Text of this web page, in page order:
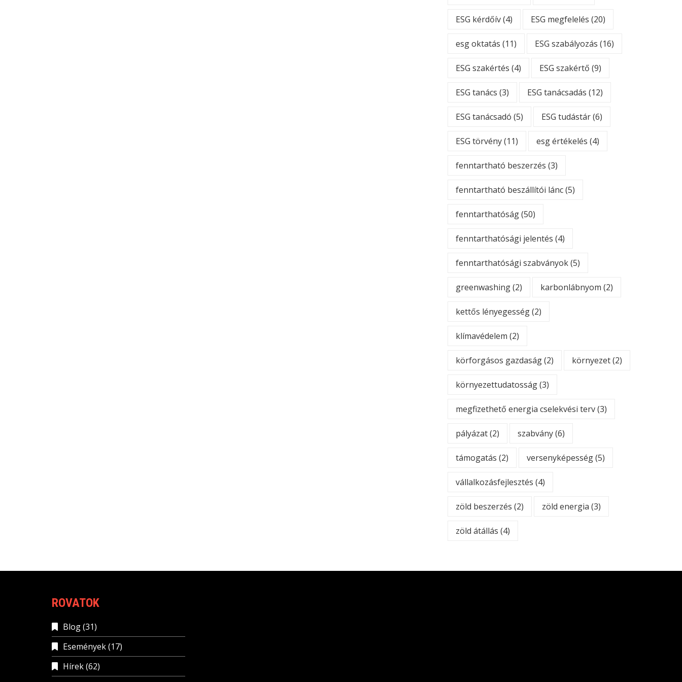
ESG kérdőív(4) ESG megfelelés (20)
esg oktatás (11) ESG szabályozás (16)
ESG szakértés (4) ESG szakértő (9)
ESG tanács (3) ESG tanácsadás (12)
ESG tanácsadó (5) ESG tudástár(6)
ESG törvény(11) esg értékelés (4)
fenntartható beszerzés (3)
fenntartható beszállítói lánc(5)
fenntarthatóság(50)
fenntarthatósági jelentés (4)
fenntarthatósági szabványok(5)
greenwashing(2) karbonlábnyom (2)
kettős lényegesség(2)
klímavédelem (2)
körforgásos gazdaság(2) környezet(2)
környezettudatosság(3)
megfizethető energia cselekvési terv(3)
pályázat(2) szabvány(6)
támogatás (2) versenyképesség(5)
vállalkozásfejlesztés (4)
zöld beszerzés (2) zöld energia (3)
zöld átállás (4)
ROVATOK
Blog(31)
Események(17)
Hírek(62)